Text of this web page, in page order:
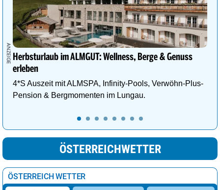
Herbsturlaub im ALMGUT: Wellness, Berge & Genuss
erleben
4*S Auszeit mit ALMSPA, Infinity-Pools, Verwöhn-Plus-
Pension & Bergmomenten im Lungau.
ÖSTERREICHWETTER
ÖSTERREICH WETTER